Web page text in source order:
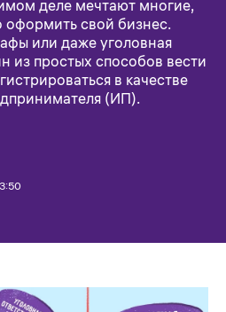
деле мечтают многие,
свой бизнес.
или даже уголовная
из простых способов вести
в качестве
(ИП).